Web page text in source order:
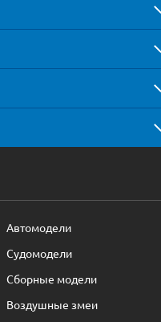
Автомодели
Судомодели
Сборные модели
Воздушные змеи